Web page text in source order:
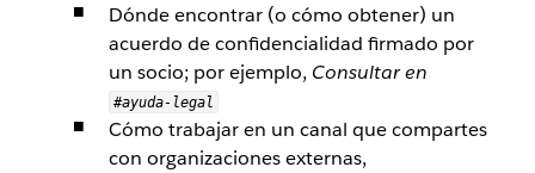
Dónde encontrar (o cómo obtener) un
acuerdo de confidencialidad firmado por
un socio; por ejemplo, Consultar en
#ayuda-legal
Cómo trabajar en un canal que compartes
con organizaciones externas,